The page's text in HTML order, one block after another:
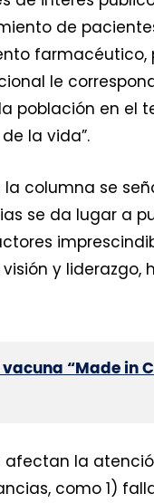
de
le
población en
la vida”.
la columna se
se da lugar a
y
vacuna “Made in
la
como 1)